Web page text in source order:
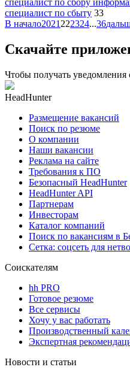
специалист по сбыту 33
В начало2021 222324...36
Скачайте
Чтобы получать
HeadHunter
Размещение вакансий
Поиск по резюме
О компании
Наши вакансии
Реклама на сайте
Требования к ПО
Безопасный HeadHunter
HeadHunter API
Партнерам
Инвесторам
Каталог компаний
Поиск по вакансиям в
Сетка: соцсеть для
Соискателям
hh PRO
Готовое резюме
Все сервисы
Хочу у вас работать
Производственный
Экспертная
Новости и статьи